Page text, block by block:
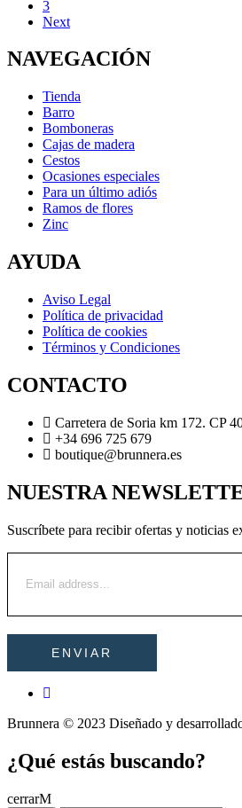
3
Next
NAVEGACIÓN
Tienda
Barro
Bomboneras
Cajas de madera
Cestos
Ocasiones especiales
Para un último adiós
Ramos de flores
Zinc
AYUDA
Aviso Legal
Política de privacidad
Política de cookies
Términos y Condiciones
CONTACTO
Carretera de Soria km 172. CP
+34 696 725 679
boutique@brunnera.es
NUESTRA
Suscríbete para recibir ofertas y noticias
Brunnera © 2023 Diseñado y
¿Qué estás buscando?
cerrar